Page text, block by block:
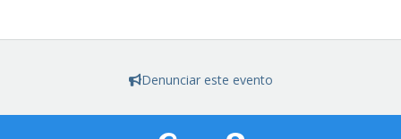
Denunciar este evento